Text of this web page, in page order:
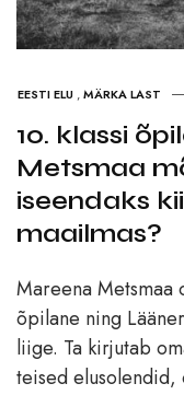
EESTI ELU ,MÄRKA LAST
10. klassi
Metsmaa
iseendaks
maailmas?
Mareena Metsmaa
õpilane ning
liige. Ta kirjutab
teised elusolendid,